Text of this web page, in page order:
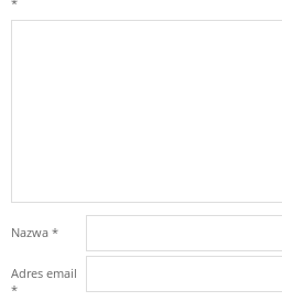
Nazwa *
Adres email
*